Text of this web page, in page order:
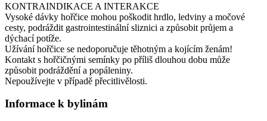
KONTRAINDIKACE A INTERAKCE
Vysoké dávky hořčice mohou poškodit hrdlo, ledviny a močové
cesty, podráždit gastrointestinální sliznici a způsobit průjem a
dýchací potíže.
Užívání hořčice se nedoporučuje těhotným a kojícím ženám!
Kontakt s hořčičnými semínky po příliš dlouhou dobu může
způsobit podráždění a popáleniny.
Nepoužívejte v případě přecitlivělosti.
Informace k bylinám